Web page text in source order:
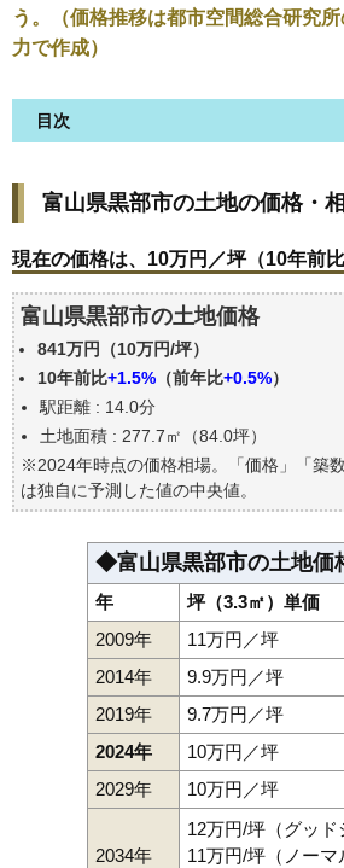
う。（価格推移は都市空間総合研究
力で作成）
目次
現在の価格は、10万円／坪（10
価格を詳細に分析しよう
富山県黒部市の土地の過去の売買
公示地価はいくら
エリアの将来性を人口予想から検
自分の年収でいくらの不動産が買
富山県黒部市の土地の価格・
現在の価格は、10万円／坪（10年前比
富山県黒部市の土地価格
841万円（10万円/坪）
10年前比+1.5% （前年比+0.5%）
駅距離 : 14.0分
土地面積 : 277.7㎡（84.0坪）
※2024年時点の価格相場。「価格」「築
は独自に予測した値の中央値。
◆富山県黒部市の土地価
年
坪（3.3㎡）単価
2009年
11万円／坪
2014年
9.9万円／坪
2019年
9.7万円／坪
2024年
10万円／坪
2029年
10万円／坪
2034年
12万円/坪（グッド
11万円/坪（ノーマ